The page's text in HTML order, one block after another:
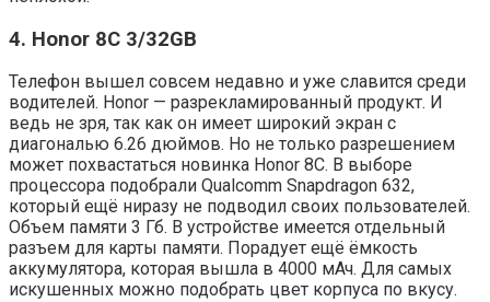
4. Honor 8C 3/32GB
Телефон вышел совсем недавно и уже славится среди
водителей. Honor — разрекламированный продукт. И
ведь не зря, так как он имеет широкий экран с
диагональю 6.26 дюймов. Но не только разрешением
может похвастаться новинка Honor 8C. В выборе
процессора подобрали Qualcomm Snapdragon 632,
который ещё ниразу не подводил своих пользователей.
Объем памяти 3 Гб. В устройстве имеется отдельный
разъем для карты памяти. Порадует ещё ёмкость
аккумулятора, которая вышла в 4000 мАч. Для самых
искушенных можно подобрать цвет корпуса по вкусу.